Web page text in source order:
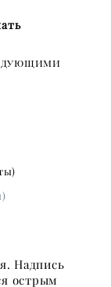
Надпись
острым